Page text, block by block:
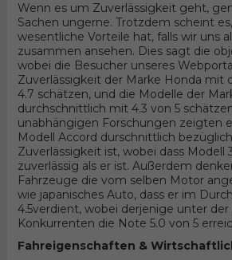
Wenn es um Zuverlässigkeit geht,
Sachen ungerne. Trotzdem scheint
wesentliche Vorteile hat, falls wir uns
zusammen ansehen. Dies sagt die
wobei die Besucher unseres
Zuverlässigkeit der Marke Honda mit
4.7 schätzen, und die Modelle der
durchschnittlich mit 4.3 von 5
unabhängigen Forschungen zeigten
Modell Accord durschnittlich
Zuverlässigkeit ist, wobei dass Modell
zuverlässig als er ist. Außerdem
Fahrzeuge die vom selben Motor
wie japanisches Auto, dass er im
4.5verdient, wobei derjenige unter der
Konkurrenten die Note 5.0 von 5
Fahreigenschaften &